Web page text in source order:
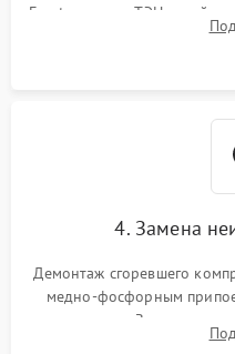
Frost, включая ТЭН оттайки
платы
4. Замена
Демонтаж сгоревшего
медно-фосфорным
осушителя. Замена
сломанных заслонок или